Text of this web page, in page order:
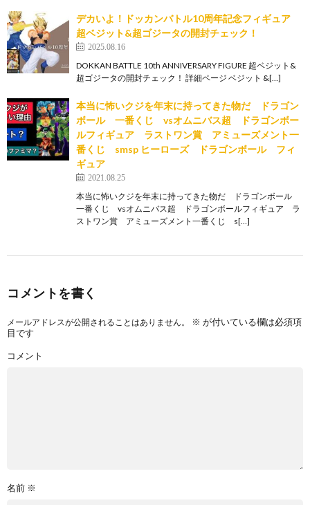
デカいよ！ドッカンバトル10周年記念フィギュア
超ベジット&超ゴジータの開封チェック！
2025.08.16
DOKKAN BATTLE 10th ANNIVERSARY FIGURE 超ベジット&
超ゴジータの開封チェック！ 詳細ページ ベジット &[…]
本当に怖いクジを年末に持ってきた物だ ドラゴン
ボール 一番くじ vsオムニバス超 ドラゴンボー
ルフィギュア ラストワン賞 アミューズメント一
番くじ smsp ヒーローズ ドラゴンボール フィ
ギュア
2021.08.25
本当に怖いクジを年末に持ってきた物だ ドラゴンボール
一番くじ vsオムニバス超 ドラゴンボールフィギュア ラ
ストワン賞 アミューズメント一番くじ s[…]
コメントを書く
メールアドレスが公開されることはありません。 ※ が付いている欄は必須項
目です
コメント
名前 ※